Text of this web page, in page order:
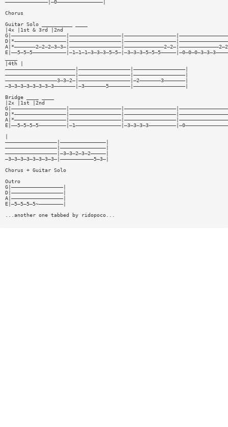
——————————————|—0———————————————|
Chorus
Guitar Solo __________ ____
|4x |1st & 3rd |2nd
|4th |
———————————————————————|—————————————————|—————————————————|
———————————————————————|—————————————————|—————————————————|
—————————————————3—3—2—|—————————————————|—2———————3———————|
—3—3—3—3—3—3—3—3———————|—3———————5———————|—————————————————|
Bridge ____ ____
|2x |1st |2nd
—————————————————|———————————————|
—————————————————|———————————————|
—————————————————|—3—3—2—3—2—————|
—3—3—3—3—3—3—3—3—|———————————5—3—|
Chorus + Guitar Solo
Outro
G|—————————————————|
D|—————————————————|
A|—————————————————|
E|—5—5—5—5~————————|
...another one tabbed by ridopoco...